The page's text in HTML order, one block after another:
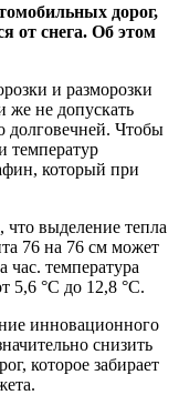
дорог,
от снега. Об этом
и разморозки
же не допускать
долговечней. Чтобы
температур
который при
что выделение тепла
76 на 76 см может
час. температура
5,6 °C до 12,8 °C.
инновационного
снизить
которое забирает